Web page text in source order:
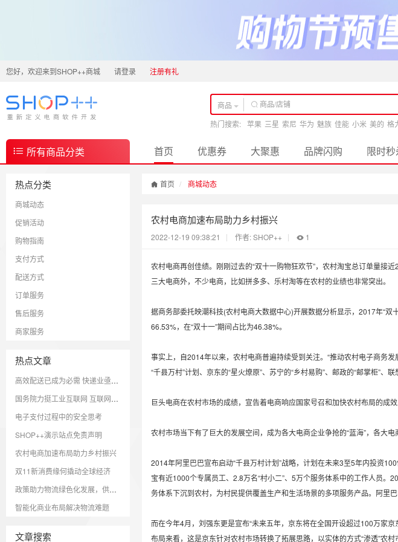
您好，欢迎来到SHOP++商城 请登录 注册有礼
商品
热门搜索: 苹果 三星 索尼 华为 魅族 佳能 小米 美的 格
所有商品分类 首页 优惠券 大聚惠 品牌闪购 限时秒
热点分类
商城动态
促销活动
购物指南
支付方式
配送方式
订单服务
售后服务
商家服务
热点文章
高效配送已成为必需 快递业亟待转型升级
国务院力挺工业互联网 互联网+成新引擎
电子支付过程中的安全思考
SHOP++演示站点免责声明
农村电商加速布局助力乡村振兴
双11新消费缘何撬动全球经济
政策助力物流绿色化发展，供应链亟需落实解决方案
智能化商业布局解决物流难题
文章搜索
首页 商城动态
农村电商加速布局助力乡村振兴
2022-12-19 09:38:21 作者: SHOP++ 1
农村电商再创佳绩。刚刚过去的“双十一购物狂欢节”，农村淘宝总订单量接
三大电商外，不少电商，比如拼多多、乐村淘等在农村的业绩也非常突出。
据商务部委托映潮科技(农村电商大数据中心)开展数据分析显示，2017年“
66.53%，在“双十一”期间占比为46.38%。
事实上，自2014年以来，农村电商普遍持续受到关注。“推动农村电子商务
“千县万村”计划、京东的“星火燎原”、苏宁的“乡村易购”、邮政的“邮掌柜”、联
巨头电商在农村市场的成绩，宣告着电商响应国家号召和加快农村布局的成
农村市场当下有了巨大的发展空间，成为各大电商企业争抢的“蓝海”，各大
2014年阿里巴巴宣布启动“千县万村计划”战略，计划在未来3至5年内投资
宝有近1000个专属员工、2.8万名“村小二”、5万个服务体系中的工作人员。
务体系下沉到农村，为村民提供覆盖生产和生活场景的多项服务产品。阿里
而在今年4月，刘强东更是宣布“未来五年，京东将在全国开设超过100万家
布局来看，这是京东针对农村市场转换了拓展思路，以实体的方式“渗透”农